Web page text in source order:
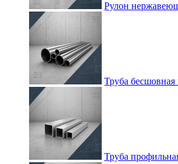
Рулон
Труба
Труба